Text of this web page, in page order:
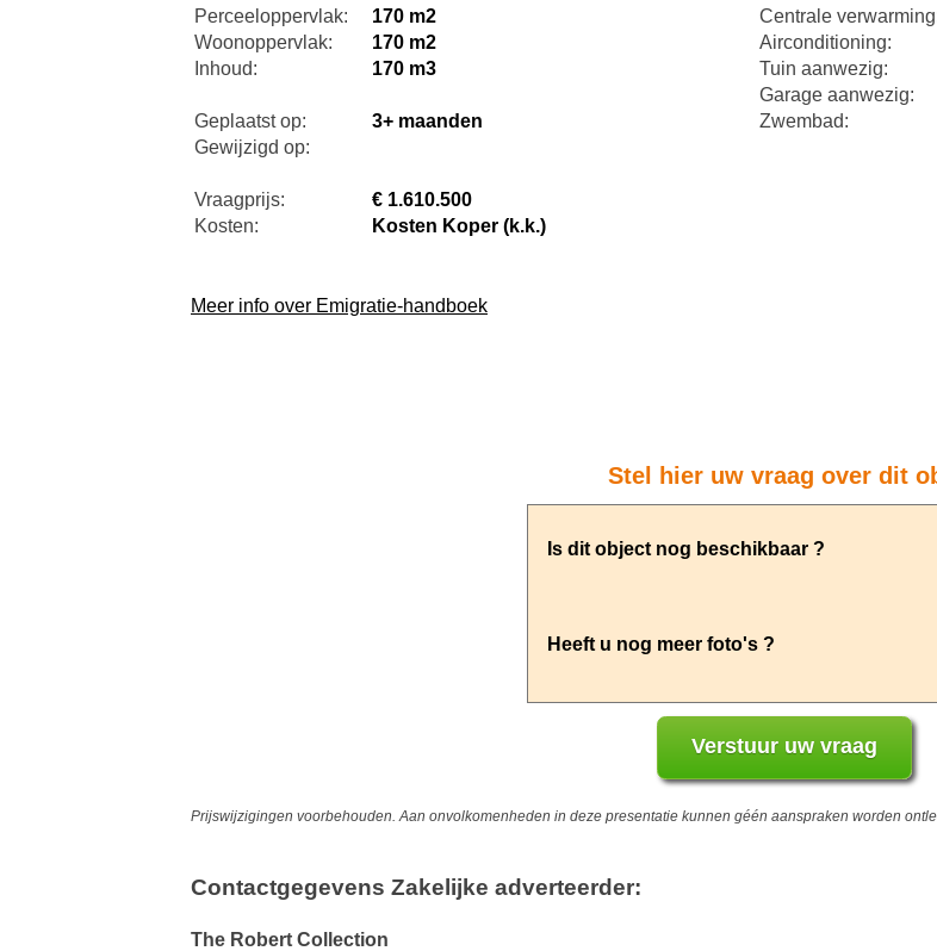
Perceeloppervlak:
170 m2
Woonoppervlak:
170 m2
Inhoud:
170 m3
Geplaatst op:
3+ maanden
Gewijzigd op:
Vraagprijs:
€ 1.610.500
Kosten:
Kosten Koper (k.k.)
Centrale
Airconditioning:
Tuin aanwezig:
Garage aanwezig:
Zwembad:
Meer info over Emigratie-handboek
Stel hier uw vraag over dit
Prijswijzigingen voorbehouden. Aan onvolkomenheden in deze presentatie kunnen géén aanspraken worden
Contactgegevens Zakelijke adverteerder:
The Robert Collection